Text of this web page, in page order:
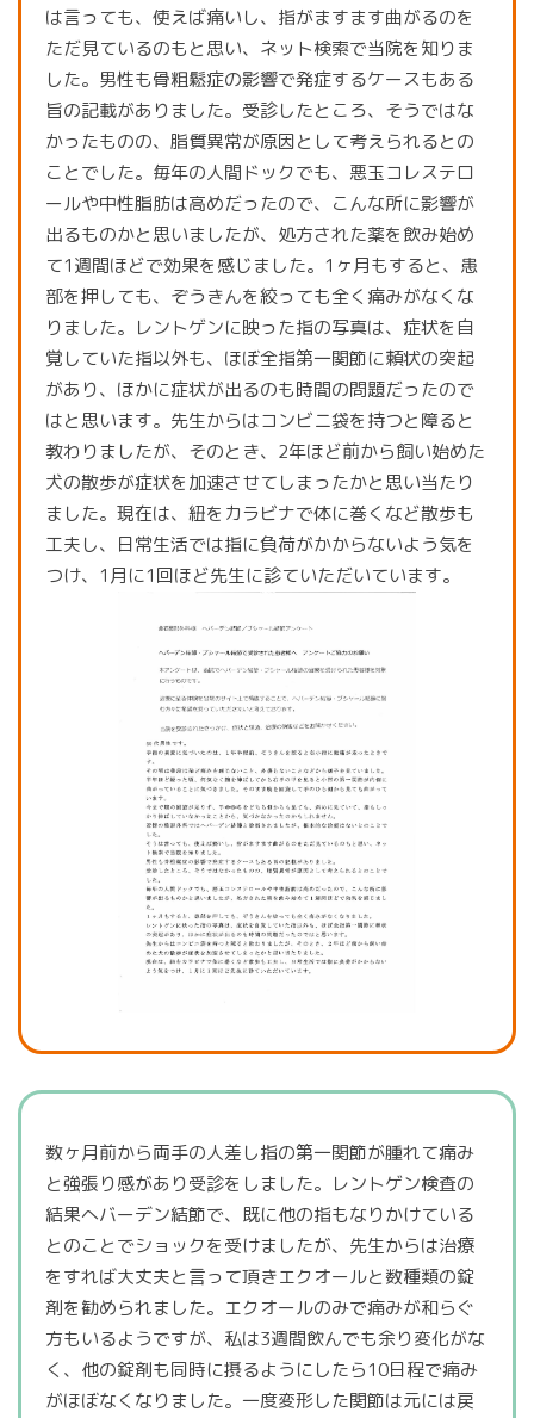
は言っても、使えば痛いし、指がますます曲がるのを
ただ見ているのもと思い、ネット検索で当院を知りま
した。男性も骨粗鬆症の影響で発症するケースもある
旨の記載がありました。受診したところ、そうではな
かったものの、脂質異常が原因として考えられるとの
ことでした。毎年の人間ドックでも、悪玉コレステロ
ールや中性脂肪は高めだったので、こんな所に影響が
出るものかと思いましたが、処方された薬を飲み始め
て1週間ほどで効果を感じました。1ヶ月もすると、患
部を押しても、ぞうきんを絞っても全く痛みがなくな
りました。レントゲンに映った指の写真は、症状を自
覚していた指以外も、ほぼ全指第一関節に頼状の突起
があり、ほかに症状が出るのも時間の問題だったので
はと思います。先生からはコンビニ袋を持つと障ると
教わりましたが、そのとき、2年ほど前から飼い始めた
犬の散歩が症状を加速させてしまったかと思い当たり
ました。現在は、紐をカラビナで体に巻くなど散歩も
工夫し、日常生活では指に負荷がかからないよう気を
つけ、1月に1回ほど先生に診ていただいています。
数ヶ月前から両手の人差し指の第一関節が腫れて痛み
と強張り感があり受診をしました。レントゲン検査の
結果へバーデン結節で、既に他の指もなりかけている
とのことでショックを受けましたが、先生からは治療
をすれば大丈夫と言って頂きエクオールと数種類の錠
剤を勧められました。エクオールのみで痛みが和らぐ
方もいるようですが、私は3週間飲んでも余り変化がな
く、他の錠剤も同時に摂るようにしたら10日程で痛み
がほぼなくなりました。一度変形した関節は元には戻